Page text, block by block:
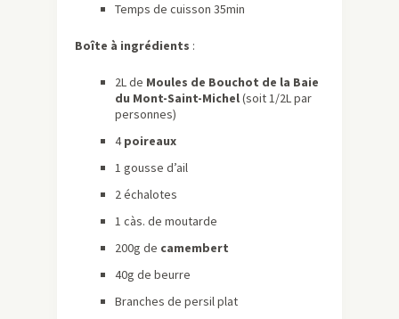
Temps de cuisson 35min
Boîte à ingrédients :
2L de Moules de Bouchot de la Baie
du Mont-Saint-Michel(soit 1/2L par
personnes)
4poireaux
1 gousse d’ail
2 échalotes
1 càs. de moutarde
200g de camembert
40g de beurre
Branches de persil plat